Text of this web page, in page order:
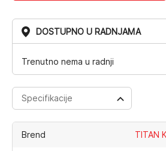
DOSTUPNO U RADNJAMA
Trenutno nema u radnji
Specifikacije
Brend TITAN